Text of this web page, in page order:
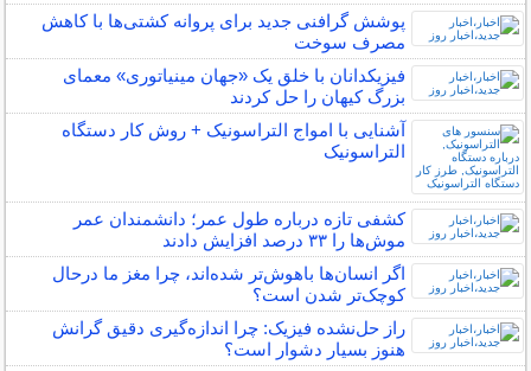
پوشش گرافنی جدید برای پروانه کشتی‌ها با کاهش
مصرف سوخت
فیزیکدانان با خلق یک «جهان مینیاتوری» معمای
بزرگ کیهان را حل کردند
آشنایی با امواج التراسونیک + روش کار دستگاه
التراسونیک
کشفی تازه درباره طول عمر؛ دانشمندان عمر
موش‌ها را ۳۳ درصد افزایش دادند
اگر انسان‌ها باهوش‌تر شده‌اند، چرا مغز ما درحال
کوچک‌تر شدن است؟
راز حل‌نشده فیزیک: چرا اندازه‌گیری دقیق گرانش
هنوز بسیار دشوار است؟